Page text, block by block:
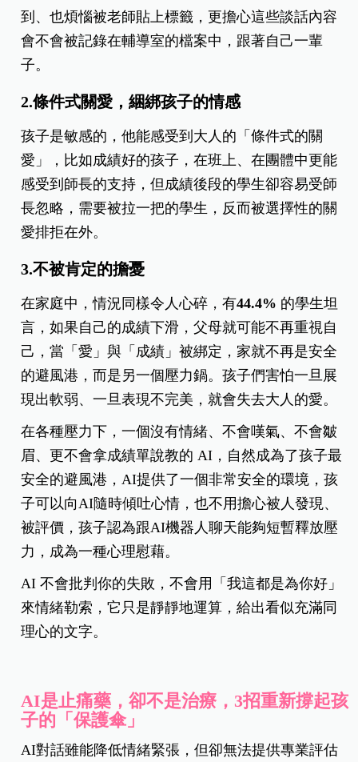
到、也煩惱被老師貼上標籤，更擔心這些談話內容
會不會被記錄在輔導室的檔案中，跟著自己一輩
子。
2.條件式關愛，綑綁孩子的情感
孩子是敏感的，他能感受到大人的「條件式的關
愛」，比如成績好的孩子，在班上、在團體中更能
感受到師長的支持，但成績後段的學生卻容易受師
長忽略，需要被拉一把的學生，反而被選擇性的關
愛排拒在外。
3.不被肯定的擔憂
在家庭中，情況同樣令人心碎，有44.4% 的學生坦
言，如果自己的成績下滑，父母就可能不再重視自
己，當「愛」與「成績」被綁定，家就不再是安全
的避風港，而是另一個壓力鍋。孩子們害怕一旦展
現出軟弱、一旦表現不完美，就會失去大人的愛。
在各種壓力下，一個沒有情緒、不會嘆氣、不會皺
眉、更不會拿成績單說教的 AI，自然成為了孩子最
安全的避風港，AI提供了一個非常安全的環境，孩
子可以向AI隨時傾吐心情，也不用擔心被人發現、
被評價，孩子認為跟AI機器人聊天能夠短暫釋放壓
力，成為一種心理慰藉。
AI 不會批判你的失敗，不會用「我這都是為你好」
來情緒勒索，它只是靜靜地運算，給出看似充滿同
理心的文字。
AI是止痛藥，卻不是治療，3招重新撐起孩
子的「保護傘」
AI對話雖能降低情緒緊張，但卻無法提供專業評估